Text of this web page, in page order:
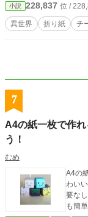
小説 228,837 位 /
異世界 折り紙 チ
7
A4の紙一枚で作
う！
むめ
A4の
わい
要な
も簡